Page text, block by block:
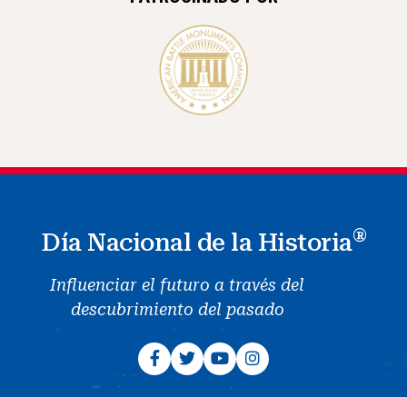
Día Nacional de la Historia®
Influenciar el futuro a través del
descubrimiento del pasado